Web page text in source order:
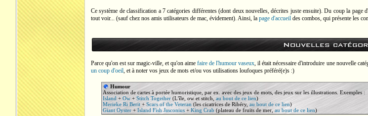
Ce système de classification a 7 catégories différentes (dont deux nouvelles, décrites juste ensuite). Du coup la
tout voir... (sauf chez nos amis utilisateurs de mac, évidement). Ainsi, la page d'accueildes combos, qui présente les
Nouvelles
Parce qu'on est sur magic-ville, et qu'on aimefaire de l'humour vaseux, il était nécessaire d'introduire une nouvelle
un coup d'oeil, et à noter vos jeux de mots et/ou vos utilisations loufoques préféré(e)s :)
Humour
Association de cartes à portée humoristique, par ex. avec des jeux de mots, des jeux sur les illustrations. Exemples :
Island +Ow +Stitch Together (L'île, ow et stitch,au bout de ce lien)
Merieke Ri Berit +Scars of the Veteran (les cicatrices de Ribéry,au bout de ce lien)
Giant Oyster +Island Fish Jasconius +King Crab (plateau de fruits de mer,au bout de ce lien)